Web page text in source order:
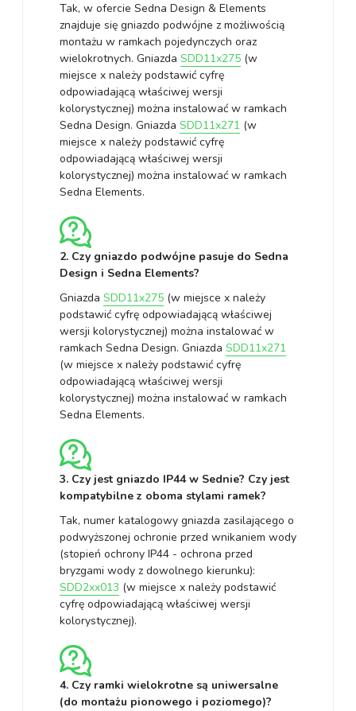
Tak, w ofercie Sedna Design & Elements
znajduje się gniazdo podwójne z możliwością
montażu w ramkach pojedynczych oraz
wielokrotnych. Gniazda SDD11x275 (w
miejsce x należy podstawić cyfrę
odpowiadającą właściwej wersji
kolorystycznej) można instalować w ramkach
Sedna Design. Gniazda SDD11x271 (w
miejsce x należy podstawić cyfrę
odpowiadającą właściwej wersji
kolorystycznej) można instalować w ramkach
Sedna Elements.
2. Czy gniazdo podwójne pasuje do Sedna
Design i Sedna Elements?
Gniazda SDD11x275 (w miejsce x należy
podstawić cyfrę odpowiadającą właściwej
wersji kolorystycznej) można instalować w
ramkach Sedna Design. Gniazda SDD11x271
(w miejsce x należy podstawić cyfrę
odpowiadającą właściwej wersji
kolorystycznej) można instalować w ramkach
Sedna Elements.
3. Czy jest gniazdo IP44 w Sednie? Czy jest
kompatybilne z oboma stylami ramek?
Tak, numer katalogowy gniazda zasilającego o
podwyższonej ochronie przed wnikaniem wody
(stopień ochrony IP44 - ochrona przed
bryzgami wody z dowolnego kierunku):
SDD2xx013 (w miejsce x należy podstawić
cyfrę odpowiadającą właściwej wersji
kolorystycznej).
4. Czy ramki wielokrotne są uniwersalne
(do montażu pionowego i poziomego)?